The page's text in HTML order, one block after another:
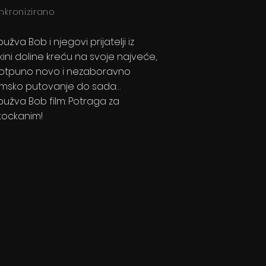
Bob i njegovi prijatelji iz
doline kreću na svoje najveće,
novo i nezaboravno
putovanje do sada…
Bob film: Potraga za